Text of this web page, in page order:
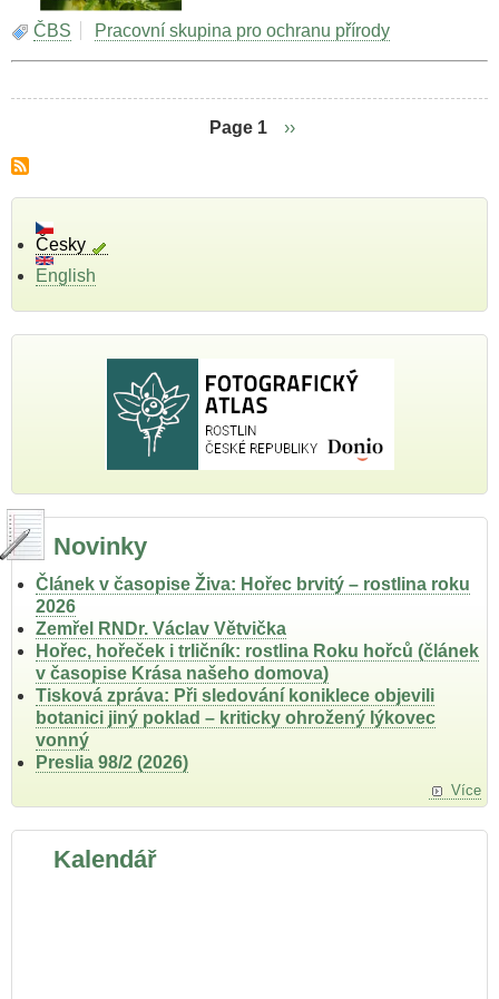
ČBS Pracovní skupina pro ochranu přírody
Pagination
Page 1
Následující
››
Česky
English
Novinky
Článek v časopise Živa: Hořec brvitý – rostlina roku
2026
Zemřel RNDr. Václav Větvička
Hořec, hořeček i trličník: rostlina Roku hořců (článek
v časopise Krása našeho domova)
Tisková zpráva: Při sledování koniklece objevili
botanici jiný poklad – kriticky ohrožený lýkovec
vonný
Preslia 98/2 (2026)
Více
Kalendář